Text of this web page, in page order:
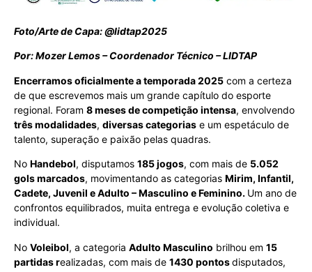
Foto/Arte de Capa: @lidtap2025
Por: Mozer Lemos – Coordenador Técnico – LIDTAP
Encerramos oficialmente a temporada 2025 com a certeza
de que escrevemos mais um grande capítulo do esporte
regional. Foram 8 meses de competição intensa, envolvendo
três modalidades, diversas categorias e um espetáculo de
talento, superação e paixão pelas quadras.
No Handebol, disputamos 185 jogos, com mais de 5.052
gols marcados, movimentando as categorias Mirim, Infantil,
Cadete, Juvenil e Adulto – Masculino e Feminino. Um ano de
confrontos equilibrados, muita entrega e evolução coletiva e
individual.
No Voleibol, a categoria Adulto Masculino brilhou em 15
partidas realizadas, com mais de 1430 pontosdisputados,